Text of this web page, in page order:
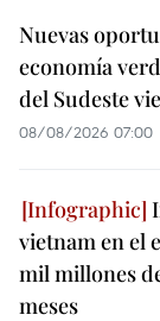
Nuevas
economía
del Sudeste
08/08/2026 07:00
vietnam en el
mil millones
meses